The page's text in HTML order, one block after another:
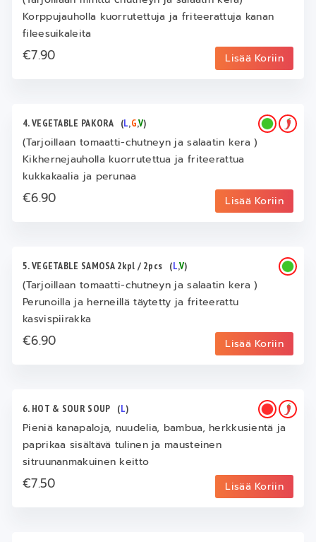
Korppujauholla kuorrutettuja ja friteerattuja kanan
fileesuikaleita
€7.90 Lisää Koriin
4. VEGETABLE PAKORA (L,G,V)
(Tarjoillaan tomaatti-chutneyn ja salaatin kera )
Kikhernejauholla kuorrutettua ja friteerattua
kukkakaalia ja perunaa
€6.90 Lisää Koriin
5. VEGETABLE SAMOSA 2kpl / 2pcs (L,V)
(Tarjoillaan tomaatti-chutneyn ja salaatin kera )
Perunoilla ja herneillä täytetty ja friteerattu
kasvispiirakka
€6.90 Lisää Koriin
6. HOT & SOUR SOUP (L)
Pieniä kanapaloja, nuudelia, bambua, herkkusientä ja
paprikaa sisältävä tulinen ja mausteinen
sitruunanmakuinen keitto
€7.50 Lisää Koriin